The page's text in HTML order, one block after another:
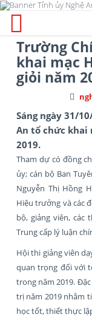
Trường
khai mạc
giỏi năm
Sáng ngày 31/
An tổ chức khai
2019.
Tham dự có đồng
ủy; cán bộ Ban
Nguyễn Thị Hồng
Hiệu trưởng và các
bộ, giảng viên, các
Trung cấp lý luận
Hội thi giảng viên
quan trọng đối với
trong năm 2019.
trị năm 2019 nhằm
học tốt, thiết thực